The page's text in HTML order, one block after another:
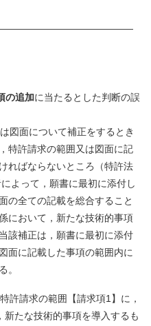
の追加に当たるとした判断の誤
図面について補正をするとき
特許請求の範囲又は図面に記
ればならないところ（特許法
よって，願書に最初に添付し
の全ての記載を総合すること
において，新たな技術的事項
該補正は，願書に最初に添付
面に記載した事項の範囲内に
。
許請求の範囲【請求項1 】に，
新たな技術的事項を導入するも